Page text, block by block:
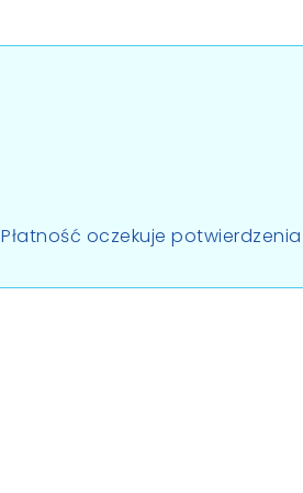
Płatność oczekuje